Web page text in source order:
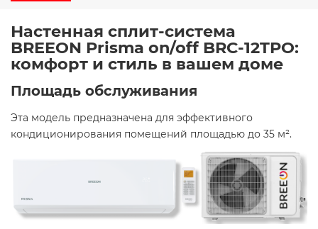
Настенная сплит-система
BREEON Prisma on/off BRC-12TPO:
комфорт и стиль в вашем доме
Площадь обслуживания
Эта модель предназначена для эффективного
кондиционирования помещений площадью до 35 м². ​